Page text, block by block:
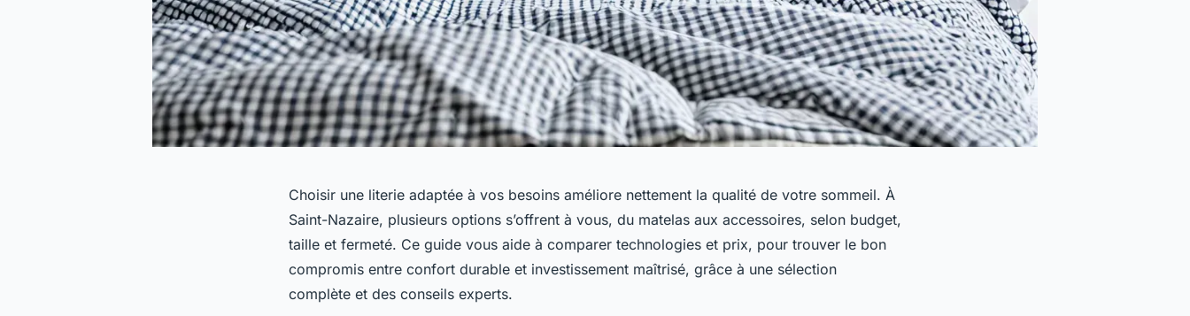
Choisir une literie adaptée à vos besoins améliore nettement la qualité de votre sommeil. À
Saint-Nazaire, plusieurs options s’offrent à vous, du matelas aux accessoires, selon budget,
taille et fermeté. Ce guide vous aide à comparer technologies et prix, pour trouver le bon
compromis entre confort durable et investissement maîtrisé, grâce à une sélection
complète et des conseils experts.